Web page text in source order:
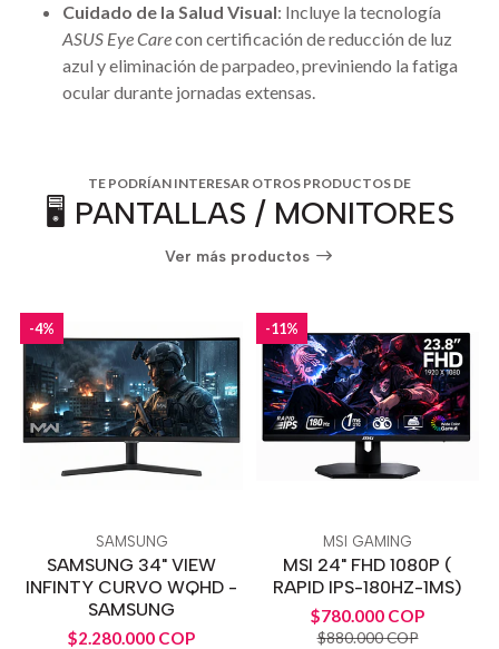
Cuidado de la Salud Visual: Incluye la tecnología
ASUS Eye Carecon certificación de reducción de luz
azul y eliminación de parpadeo, previniendo la fatiga
ocular durante jornadas extensas.
TE PODRÍAN INTERESAR OTROS PRODUCTOS DE
🖥️ PANTALLAS / MONITORES
Ver más productos
-4%
SAMSUNG
SAMSUNG 34" VIEW
INFINTY CURVO WQHD -
SAMSUNG
$2.280.000 COP
-11%
MSI GAMING
MSI 24" FHD 1080P (
RAPID IPS-180HZ-1MS)
$780.000 COP
$880.000 COP